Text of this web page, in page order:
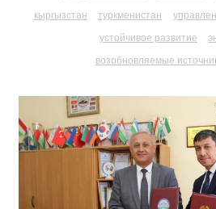
кыргызстан
туркменистан
устойчивое развитие
возобновляемые